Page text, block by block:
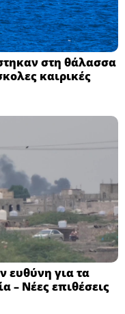
στη θάλασσα
καιρικές
ευθύνη για τα
– Νέες επιθέσεις